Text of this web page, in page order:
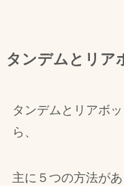
タンデムとリア
タンデムとリアボ
ら、
主に５つの方法が